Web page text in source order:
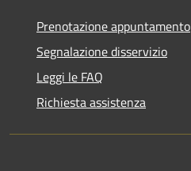
Prenotazione appuntamento
Segnalazione disservizio
Leggi le FAQ
Richiesta assistenza